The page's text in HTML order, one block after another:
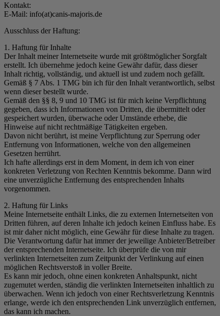
Kontakt:
E-Mail: info(at)canis-majoris.de
Ausschluss der Haftung:
1. Haftung für Inhalte
Der Inhalt meiner Internetseite wurde mit größtmöglicher Sorgfalt
erstellt. Ich übernehme jedoch keine Gewähr dafür, dass dieser
Inhalt richtig, vollständig, und aktuell ist und zudem noch gefällt.
Gemäß § 7 Abs. 1 TMG bin ich für den Inhalt verantwortlich, selbst
wenn dieser bestellt wurde.
Gemäß den §§ 8, 9 und 10 TMG ist für mich keine Verpflichtung
gegeben, dass ich Informationen von Dritten, die übermittelt oder
gespeichert wurden, überwache oder Umstände erhebe, die
Hinweise auf nicht rechtmäßige Tätigkeiten ergeben.
Davon nicht berührt, ist meine Verpflichtung zur Sperrung oder
Entfernung von Informationen, welche von den allgemeinen
Gesetzen herrührt.
Ich hafte allerdings erst in dem Moment, in dem ich von einer
konkreten Verletzung von Rechten Kenntnis bekomme. Dann wird
eine unverzügliche Entfernung des entsprechenden Inhalts
vorgenommen.
2. Haftung für Links
Meine Internetseite enthält Links, die zu externen Internetseiten von
Dritten führen, auf deren Inhalte ich jedoch keinen Einfluss habe. Es
ist mir daher nicht möglich, eine Gewähr für diese Inhalte zu tragen.
Die Verantwortung dafür hat immer der jeweilige Anbieter/Betreiber
der entsprechenden Internetseite. Ich überprüfe die von mir
verlinkten Internetseiten zum Zeitpunkt der Verlinkung auf einen
möglichen Rechtsverstoß in voller Breite.
Es kann mir jedoch, ohne einen konkreten Anhaltspunkt, nicht
zugemutet werden, ständig die verlinkten Internetseiten inhaltlich zu
überwachen. Wenn ich jedoch von einer Rechtsverletzung Kenntnis
erlange, werde ich den entsprechenden Link unverzüglich entfernen,
das kann ich machen.